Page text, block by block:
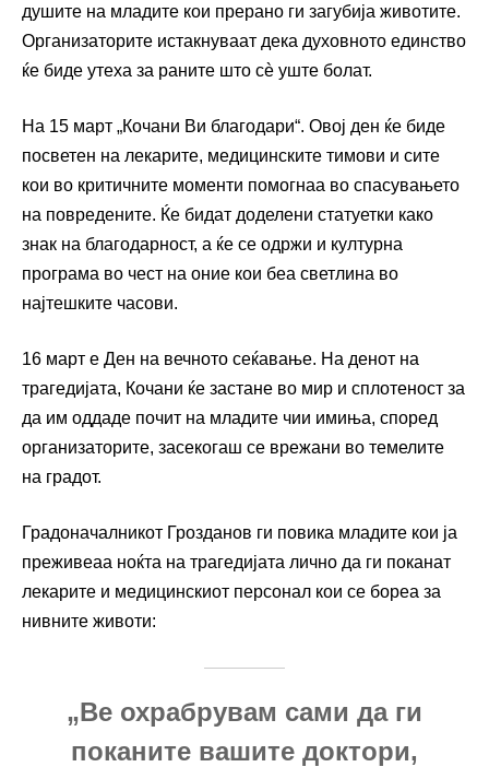
душите на младите кои прерано ги загубија животите.
Организаторите истакнуваат дека духовното единство
ќе биде утеха за раните што сè уште болат.
На 15 март „Кочани Ви благодари“. Овој ден ќе биде
посветен на лекарите, медицинските тимови и сите
кои во критичните моменти помогнаа во спасувањето
на повредените. Ќе бидат доделени статуетки како
знак на благодарност, а ќе се одржи и културна
програма во чест на оние кои беа светлина во
најтешките часови.
16 март е Ден на вечното сеќавање. На денот на
трагедијата, Кочани ќе застане во мир и сплотеност за
да им оддаде почит на младите чии имиња, според
организаторите, засекогаш се врежани во темелите
на градот.
Градоначалникот Грозданов ги повика младите кои ја
преживеаа ноќта на трагедијата лично да ги поканат
лекарите и медицинскиот персонал кои се бореа за
нивните животи:
„Ве охрабрувам сами да ги
поканите вашите доктори,